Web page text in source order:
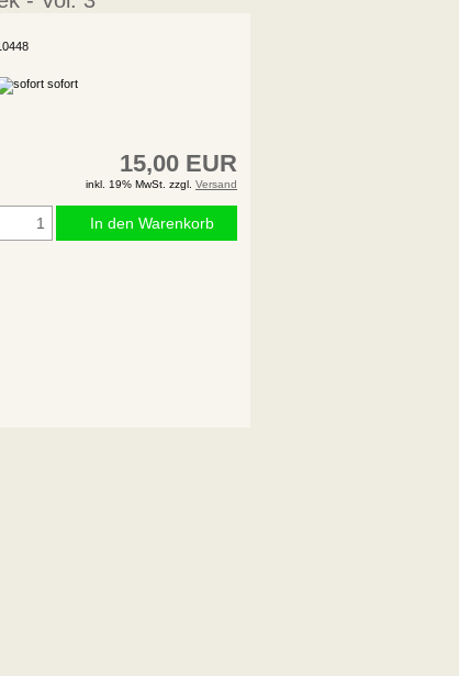
sofort
15,00 EUR
inkl. 19% MwSt. zzgl. Versand
In den Warenkorb